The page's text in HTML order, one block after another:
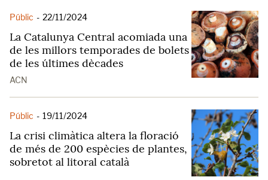
Públic - 22/11/2024
La Catalunya Central acomiada una
de les millors temporades de bolets
de les últimes dècades
ACN
Públic - 19/11/2024
La crisi climàtica altera la floració
de més de 200 espècies de plantes,
sobretot al litoral català